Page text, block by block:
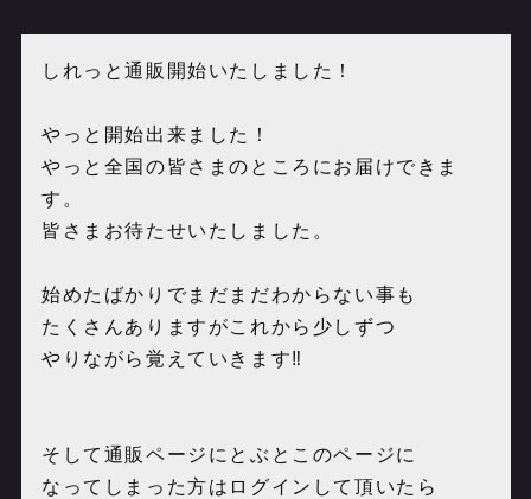
しれっと通販開始いたしました！
やっと開始出来ました！
やっと全国の皆さまのところにお届けできま
す。
皆さまお待たせいたしました。
始めたばかりでまだまだわからない事も
たくさんありますがこれから少しずつ
やりながら覚えていきます‼️
そして通販ページにとぶとこのページに
なってしまった方は ログインして頂いたら